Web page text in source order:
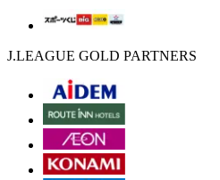
J.LEAGUE GOLD PARTNERS